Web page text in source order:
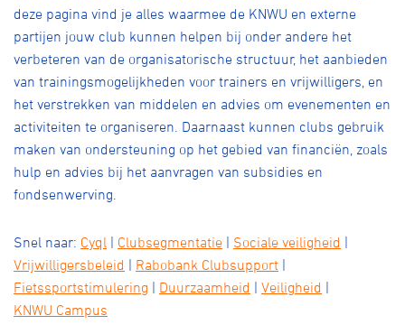
deze pagina vind je alles waarmee de KNWU en externe
partijen jouw club kunnen helpen bij onder andere het
verbeteren van de organisatorische structuur, het aanbieden
van trainingsmogelijkheden voor trainers en vrijwilligers, en
het verstrekken van middelen en advies om evenementen en
activiteiten te organiseren. Daarnaast kunnen clubs gebruik
maken van ondersteuning op het gebied van financiën, zoals
hulp en advies bij het aanvragen van subsidies en
fondsenwerving.
Snel naar: Cyql Clubsegmentatie Sociale veiligheid
Vrijwilligersbeleid
Rabobank Clubsupport
Fietssportstimulering
Duurzaamheid Veiligheid
KNWU Campus